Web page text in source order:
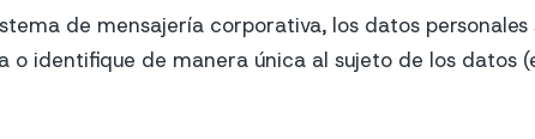
de mensajería corporativa, los datos
o identifique de manera única al sujeto de los datos